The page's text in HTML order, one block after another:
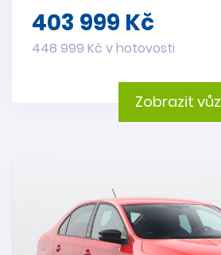
403 999 Kč
448 999 Kč v hotovosti
Zobrazit vůz